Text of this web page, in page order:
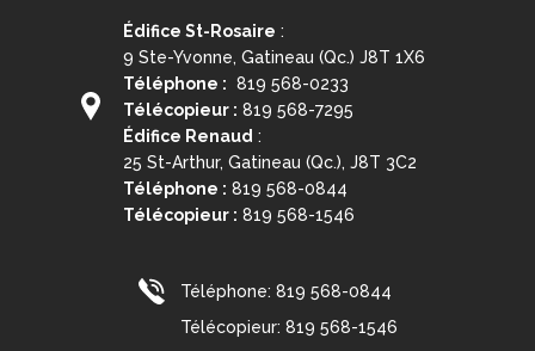
Édifice St-Rosaire :
9 Ste-Yvonne, Gatineau (Qc.) J8T 1X6
Téléphone : 819 568-0233
Télécopieur : 819 568-7295
Édifice Renaud :
25 St-Arthur, Gatineau (Qc.), J8T 3C2
Téléphone : 819 568-0844
Télécopieur : 819 568-1546
Téléphone: 819 568-0844
Télécopieur: 819 568-1546